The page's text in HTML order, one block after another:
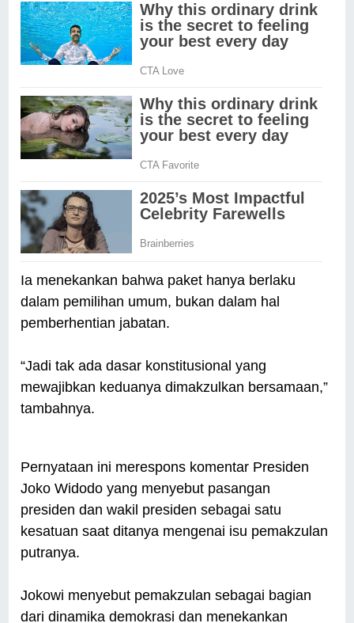
Ia menekankan bahwa paket hanya berlaku
dalam pemilihan umum, bukan dalam hal
pemberhentian jabatan.
“Jadi tak ada dasar konstitusional yang
mewajibkan keduanya dimakzulkan bersamaan,”
tambahnya.
Pernyataan ini merespons komentar Presiden
Joko Widodo yang menyebut pasangan
presiden dan wakil presiden sebagai satu
kesatuan saat ditanya mengenai isu pemakzulan
putranya.
Jokowi menyebut pemakzulan sebagai bagian
dari dinamika demokrasi dan menekankan